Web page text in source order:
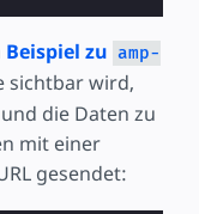
Beispiel zu amp-
sichtbar wird,
die Daten zu
mit einer
gesendet: